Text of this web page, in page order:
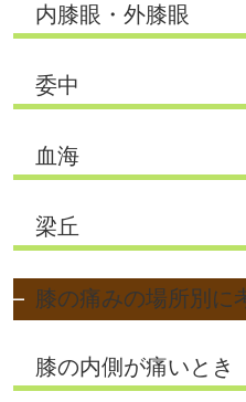
内膝眼・外膝眼
委中
血海
梁丘
膝の痛みの場所別に
膝の内側が痛いとき